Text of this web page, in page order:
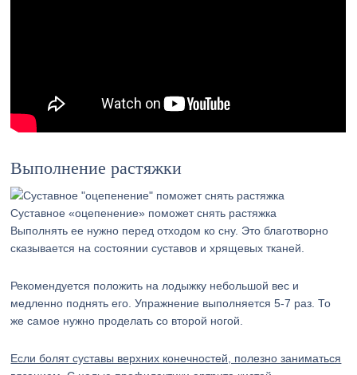
Выполнение растяжки
Суставное «оцепенение» поможет снять растяжка
Выполнять ее нужно перед отходом ко сну. Это благотворно
сказывается на состоянии суставов и хрящевых тканей.
Рекомендуется положить на лодыжку небольшой вес и
медленно поднять его. Упражнение выполняется 5-7 раз. То
же самое нужно проделать со второй ногой.
Если болят суставы верхних конечностей, полезно заниматься